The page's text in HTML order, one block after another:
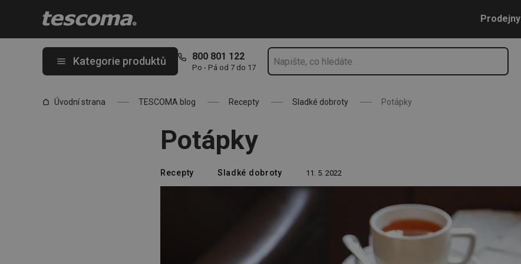
Prodejny
Kategorie produktů 800 801 122
Po - Pá od 7 do 17
Úvodní strana TESCOMA blog Recepty Sladké dobroty Potápky
Potápky
Recepty Sladké dobroty 11. 5. 2022